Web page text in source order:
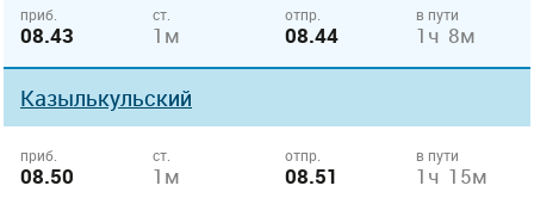
приб.
08.43
ст.
1м
отпр.
08.44
в пути
1ч 8м
Казылькульский
приб.
08.50
ст.
1м
отпр.
08.51
в пути
1ч 15м